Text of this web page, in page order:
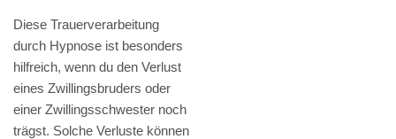
Diese Trauerverarbeitung
durch Hypnose ist besonders
hilfreich, wenn du den Verlust
eines Zwillingsbruders oder
einer Zwillingsschwester noch
trägst. Solche Verluste können